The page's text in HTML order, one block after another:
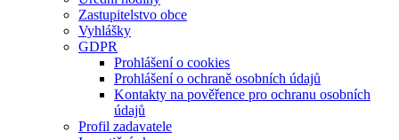
Zastupitelstvo obce
Vyhlášky
GDPR
Prohlášení o cookies
Prohlášení o ochraně osobních údajů
Kontakty na pověřence pro ochranu osobních
údajů
Profil zadavatele